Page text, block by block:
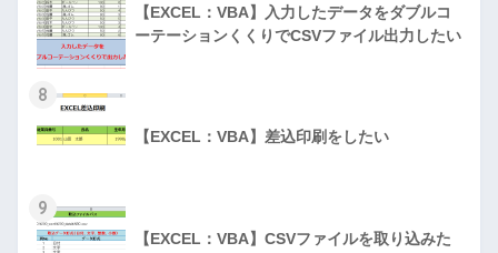
【EXCEL：VBA】入力したデータをダブルコ
ーテーションくくりでCSVファイル出力したい
8
【EXCEL：VBA】差込印刷をしたい
9
【EXCEL：VBA】CSVファイルを取り込みた